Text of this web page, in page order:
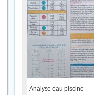
Analyse eau piscine